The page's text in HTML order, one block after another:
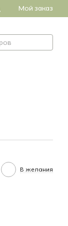
Мой заказ
В желания